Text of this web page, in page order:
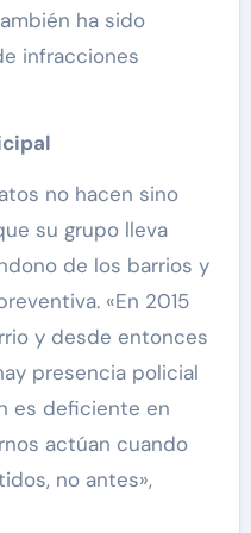
ha sido
infracciones
no hacen sino
su grupo lleva
de los barrios y
«En 2015
y desde entonces
presencia policial
es deficiente en
actúan cuando
no antes»,